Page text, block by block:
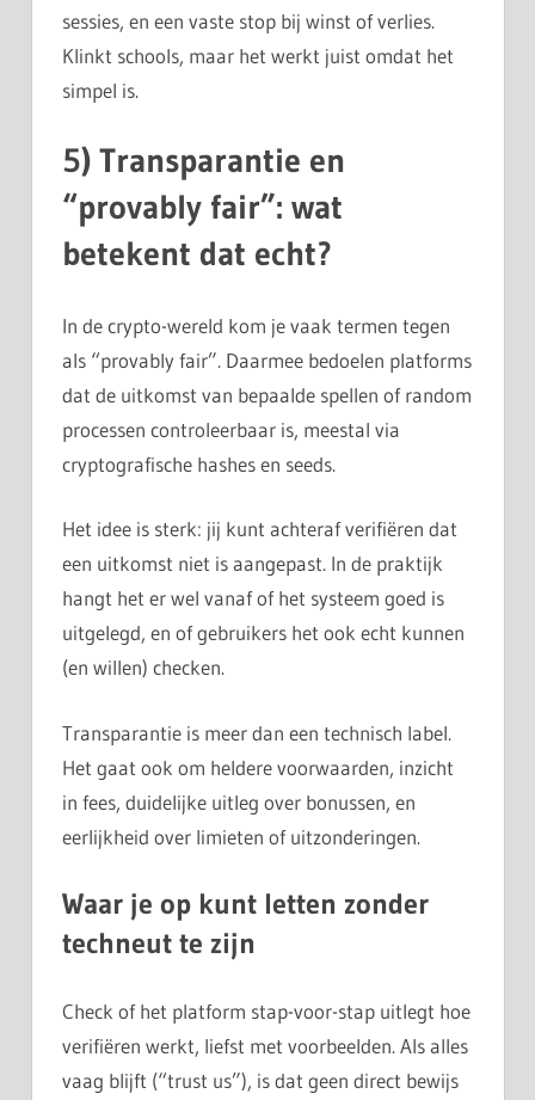
sessies, en een vaste stop bij winst of verlies.
Klinkt schools, maar het werkt juist omdat het
simpel is.
5) Transparantie en
“provably fair”: wat
betekent dat echt?
In de crypto-wereld kom je vaak termen tegen
als “provably fair”. Daarmee bedoelen platforms
dat de uitkomst van bepaalde spellen of random
processen controleerbaar is, meestal via
cryptografische hashes en seeds.
Het idee is sterk: jij kunt achteraf verifiëren dat
een uitkomst niet is aangepast. In de praktijk
hangt het er wel vanaf of het systeem goed is
uitgelegd, en of gebruikers het ook echt kunnen
(en willen) checken.
Transparantie is meer dan een technisch label.
Het gaat ook om heldere voorwaarden, inzicht
in fees, duidelijke uitleg over bonussen, en
eerlijkheid over limieten of uitzonderingen.
Waar je op kunt letten zonder
techneut te zijn
Check of het platform stap-voor-stap uitlegt hoe
verifiëren werkt, liefst met voorbeelden. Als alles
vaag blijft (“trust us”), is dat geen direct bewijs